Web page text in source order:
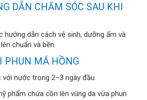
DẪN CHĂM SÓC SAU KHI
hướng dẫn cách vệ sinh, dưỡng ẩm và
chuẩn và bền.
PHUN MÁ HỒNG
với nước trong 2–3 ngày đầu
phẩm chứa cồn lên vùng da vừa phun